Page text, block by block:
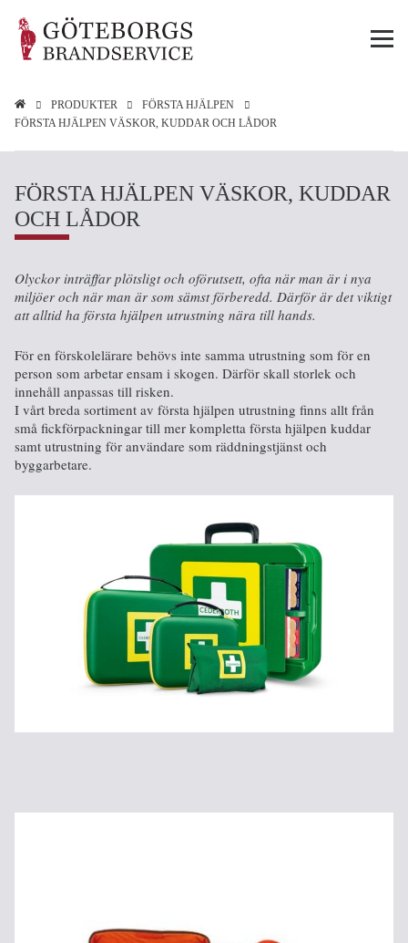
PRODUKTER
FÖRSTA HJÄLPEN
FÖRSTA HJÄLPEN VÄSKOR, KUDDAR OCH LÅDOR
FÖRSTA HJÄLPEN VÄSKOR, KUDDAR
OCH LÅDOR
Olyckor inträffar plötsligt och oförutsett, ofta när man är i nya
miljöer och när man är som sämst förberedd. Därför är det viktigt
att alltid ha första hjälpen utrustning nära till hands.
För en förskolelärare behövs inte samma utrustning som för en
person som arbetar ensam i skogen. Därför skall storlek och
innehåll anpassas till risken.
I vårt breda sortiment av första hjälpen utrustning finns allt från
små fickförpackningar till mer kompletta första hjälpen kuddar
samt utrustning för användare som räddningstjänst och
byggarbetare.